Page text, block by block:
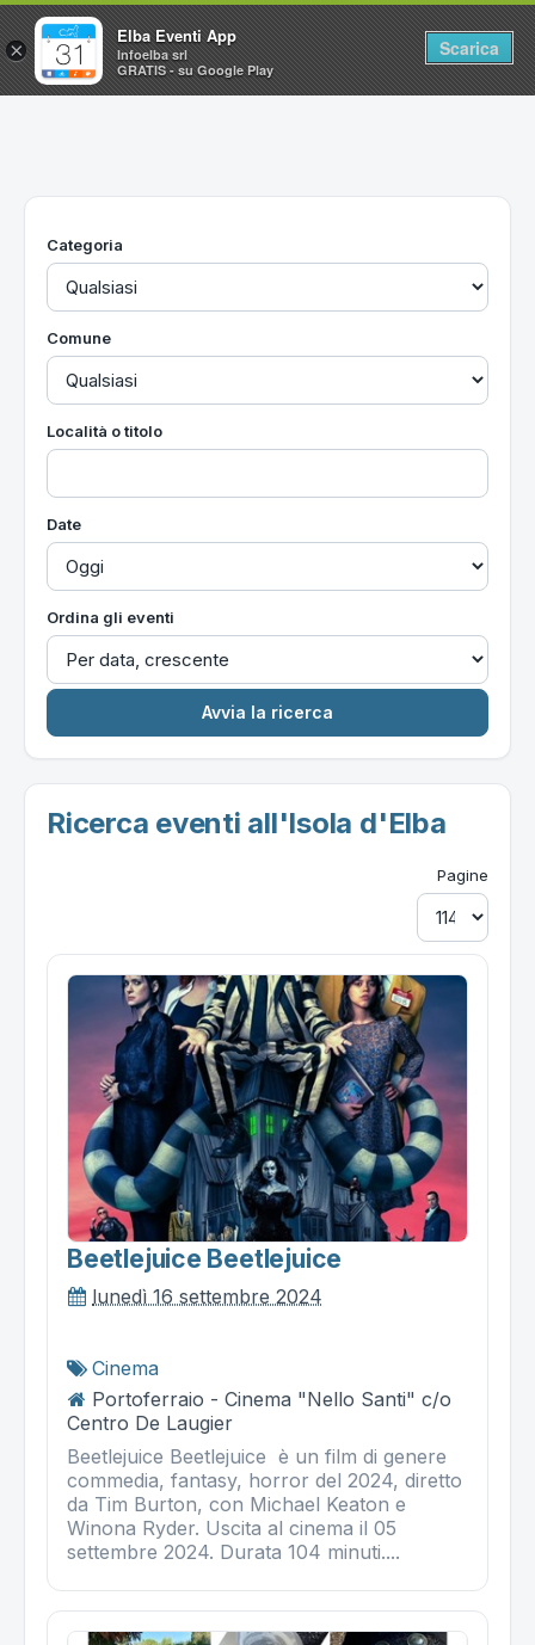
Home
Utilità
Categoria
Comune
Località o titolo
Date
Ordina gli eventi
Ricerca eventi all'Isola d'Elba
Pagine
Beetlejuice Beetlejuice
lunedì 16 settembre 2024
Cinema
Portoferraio - Cinema "Nello Santi" c/o
Centro De Laugier
Beetlejuice Beetlejuice è un film di genere
commedia, fantasy, horror del 2024, diretto
da Tim Burton, con Michael Keaton e
Winona Ryder. Uscita al cinema il 05
settembre 2024. Durata 104 minuti....
×
Elba Eventi App
Infoelba srl
GRATIS - su Google Play
Scarica